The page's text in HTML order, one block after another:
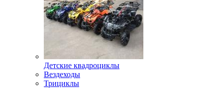
Детские квадроциклы
Вездеходы
Трициклы